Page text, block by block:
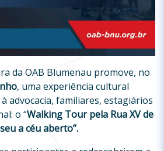
da OAB Blumenau promove, no
, uma experiência cultural
advocacia, familiares, estagiários
o “Walking Tour pela Rua XV de
a céu aberto”.